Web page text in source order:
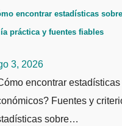
encontrar estadísticas
práctica y fuentes fiables
3, 2026
encontrar
Fuentes y
sobre…